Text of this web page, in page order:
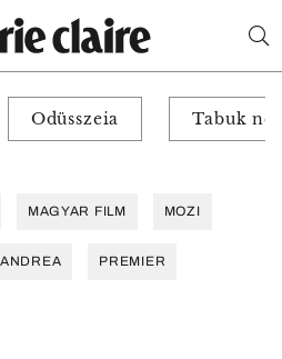
Odüsszeia Tabuk
MAGYAR FILM MOZI
PREMIER